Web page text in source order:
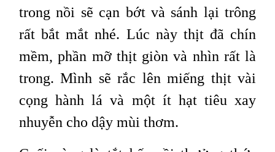
trong nồi sẽ cạn bớt và sánh lại trông
rất bắt mắt nhé. Lúc này thịt đã chín
mềm, phần mỡ thịt giòn và nhìn rất là
trong. Mình sẽ rắc lên miếng thịt vài
cọng hành lá và một ít hạt tiêu xay
nhuyễn cho dậy mùi thơm.